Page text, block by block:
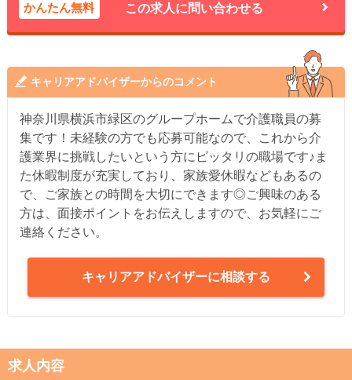
かんたん無料 この求人に問い合わせる
キャリアアドバイザーからのコメント
神奈川県横浜市緑区のグループホームで介護職員の募
集です！未経験の方でも応募可能なので、これから介
護業界に挑戦したいという方にピッタリの職場です♪ま
た休暇制度が充実しており、家族愛休暇などもあるの
で、ご家族との時間を大切にできます◎ご興味のある
方は、面接ポイントをお伝えしますので、お気軽にご
連絡ください。
キャリアアドバイザーに相談する
求人内容